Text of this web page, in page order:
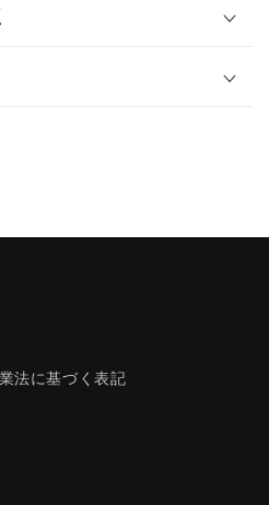
法に基づく表記